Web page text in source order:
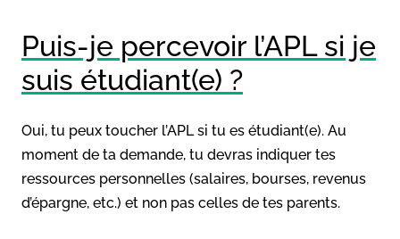
Puis-je percevoir l’APL si je
suis étudiant(e) ?
Oui, tu peux toucher l’APL si tu es étudiant(e). Au
moment de ta demande, tu devras indiquer tes
ressources personnelles (salaires, bourses, revenus
d’épargne, etc.) et non pas celles de tes parents.